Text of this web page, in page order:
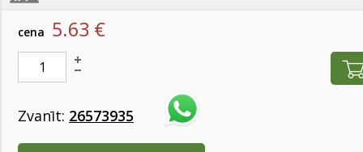
Podi un kasetes
(505)
Ūdens piemērotības noteikšana
smidzinājumu veikšanai
Pievienojies braucienam uz
AKCIJAS komplekts -
cena 5.63 €
Zvanīt: 26573935